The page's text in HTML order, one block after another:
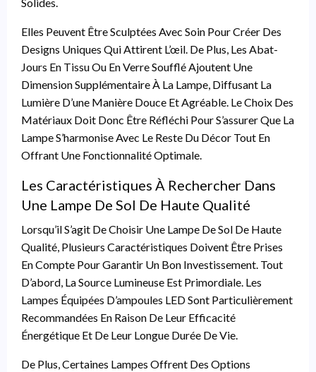
Solides.
Elles Peuvent Être Sculptées Avec Soin Pour Créer Des
Designs Uniques Qui Attirent L’œil. De Plus, Les Abat-
Jours En Tissu Ou En Verre Soufflé Ajoutent Une
Dimension Supplémentaire À La Lampe, Diffusant La
Lumière D’une Manière Douce Et Agréable. Le Choix Des
Matériaux Doit Donc Être Réfléchi Pour S’assurer Que La
Lampe S’harmonise Avec Le Reste Du Décor Tout En
Offrant Une Fonctionnalité Optimale.
Les Caractéristiques À Rechercher Dans
Une Lampe De Sol De Haute Qualité
Lorsqu’il S’agit De Choisir Une Lampe De Sol De Haute
Qualité, Plusieurs Caractéristiques Doivent Être Prises
En Compte Pour Garantir Un Bon Investissement. Tout
D’abord, La Source Lumineuse Est Primordiale. Les
Lampes Équipées D’ampoules LED Sont Particulièrement
Recommandées En Raison De Leur Efficacité
Énergétique Et De Leur Longue Durée De Vie.
De Plus, Certaines Lampes Offrent Des Options